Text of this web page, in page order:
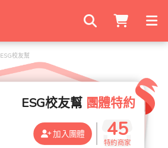
搜尋商家
ESG校友幫
ESG校友幫 團體特約
加入團體 45
特約商家